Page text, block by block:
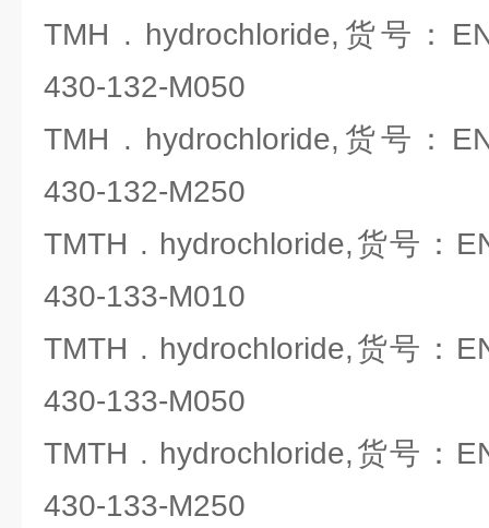
TMH . hydrochloride,货号：
430-132-M050
TMH . hydrochloride,货号：
430-132-M250
TMTH . hydrochloride,货号：
430-133-M010
TMTH . hydrochloride,货号：
430-133-M050
TMTH . hydrochloride,货号：
430-133-M250